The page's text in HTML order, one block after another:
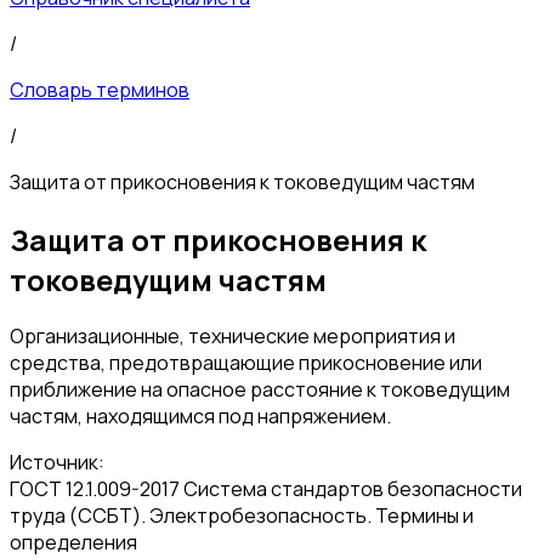
/
Словарь терминов
/
Защита от прикосновения к токоведущим частям
Защита от прикосновения к
токоведущим частям
Организационные, технические мероприятия и
средства, предотвращающие прикосновение или
приближение на опасное расстояние к токоведущим
частям, находящимся под напряжением.
Источник:
ГОСТ 12.1.009-2017 Система стандартов безопасности
труда (ССБТ). Электробезопасность. Термины и
определения